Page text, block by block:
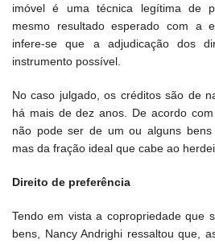
imóvel é uma técnica legítima de
mesmo resultado esperado com a
infere-se que a adjudicação dos
instrumento possível.
No caso julgado, os créditos são de
há mais de dez anos. De acordo
não pode ser de um ou alguns bens
mas da fração ideal que cabe ao
Direito de preferência
Tendo em vista a copropriedade que
bens, Nancy Andrighi ressaltou que,